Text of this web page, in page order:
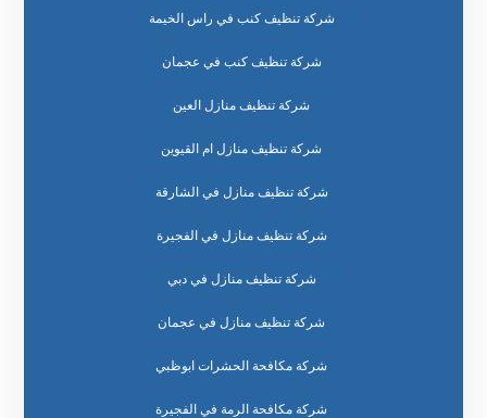
شركة تنظيف كنب في راس الخيمة
شركة تنظيف كنب في عجمان
شركة تنظيف منازل العين
شركة تنظيف منازل ام القيوين
شركة تنظيف منازل في الشارقة
شركة تنظيف منازل في الفجيرة
شركة تنظيف منازل في دبي
شركة تنظيف منازل في عجمان
شركة مكافحة الحشرات ابوظبي
شركة مكافحة الرمة في الفجيرة